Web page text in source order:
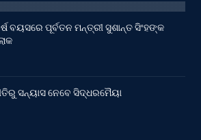
ବୟସରେ ପୂର୍ବତନ ମନ୍ତ୍ରୀ ସୁଶାନ୍ତ ସିଂହଙ୍କ
ସନ୍ୟାସ ନେବେ ସିଦ୍ଧରମୈୟା